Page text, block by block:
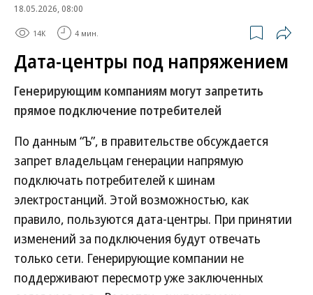
18.05.2026, 08:00
14K 4 мин.
Дата-центры под напряжением
Генерирующим компаниям могут запретить
прямое подключение потребителей
По данным “Ъ”, в правительстве обсуждается
запрет владельцам генерации напрямую
подключать потребителей к шинам
электростанций. Этой возможностью, как
правило, пользуются дата-центры. При принятии
изменений за подключения будут отвечать
только сети. Генерирующие компании не
поддерживают пересмотр уже заключенных